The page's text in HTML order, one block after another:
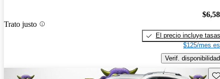
Trato justo
El precio incluye tasas
$125/mes
Verif. disponibilidad